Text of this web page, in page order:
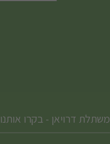
משתלת דרויאן - בקרו אותנו